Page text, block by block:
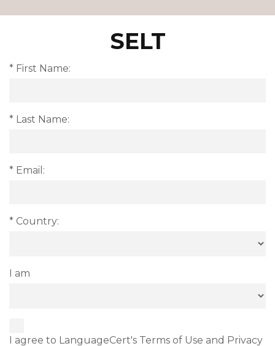
SELT
* First Name:
* Last Name:
* Email:
* Country:
I am
I agree to LanguageCert's Terms of Use and Privacy